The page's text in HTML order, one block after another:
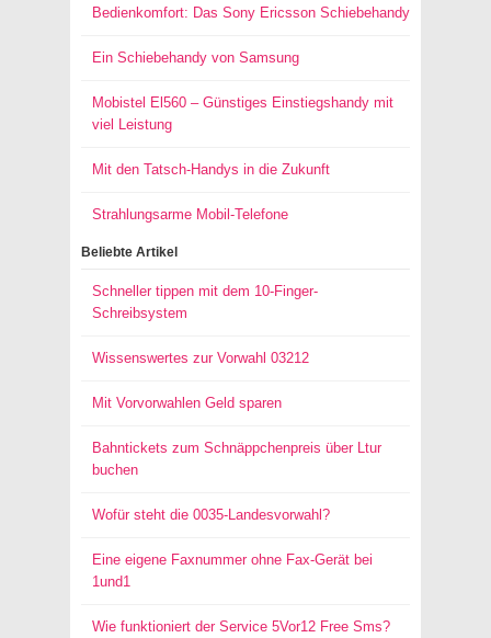
Bedienkomfort: Das Sony Ericsson Schiebehandy
Ein Schiebehandy von Samsung
Mobistel El560 – Günstiges Einstiegshandy mit
viel Leistung
Mit den Tatsch-Handys in die Zukunft
Strahlungsarme Mobil-Telefone
Beliebte Artikel
Schneller tippen mit dem 10-Finger-
Schreibsystem
Wissenswertes zur Vorwahl 03212
Mit Vorvorwahlen Geld sparen
Bahntickets zum Schnäppchenpreis über Ltur
buchen
Wofür steht die 0035-Landesvorwahl?
Eine eigene Faxnummer ohne Fax-Gerät bei
1und1
Wie funktioniert der Service 5Vor12 Free Sms?